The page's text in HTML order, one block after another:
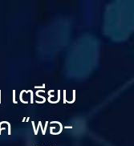
เตรียม
“พอ-